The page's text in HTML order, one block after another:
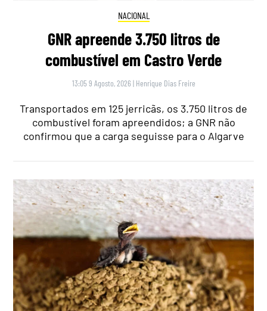
NACIONAL
GNR apreende 3.750 litros de
combustível em Castro Verde
13:05 9 Agosto, 2026 | Henrique Dias Freire
Transportados em 125 jerricãs, os 3.750 litros de
combustível foram apreendidos; a GNR não
confirmou que a carga seguisse para o Algarve